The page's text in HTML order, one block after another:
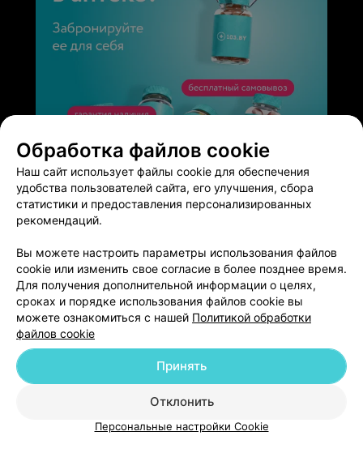
ЭФФЕКТИВНАЯ РЕКЛАМА НА САЙТЕ
Добавить компанию
Добавить специалиста
Новости проекта
Размещение рекламы
Медицинский маркетинг
Публичный договор
Обработка файлов cookie
Наш сайт использует файлы cookie для обеспечения
удобства пользователей сайта, его улучшения, сбора
статистики и предоставления персонализированных
рекомендаций.
Вы можете настроить параметры использования файлов
cookie или изменить свое согласие в более позднее время.
Для получения дополнительной информации о целях,
сроках и порядке использования файлов cookie вы
можете ознакомиться с нашей Политикой обработки
файлов cookie
Отклонить
Принять
Персональные настройки Cookie